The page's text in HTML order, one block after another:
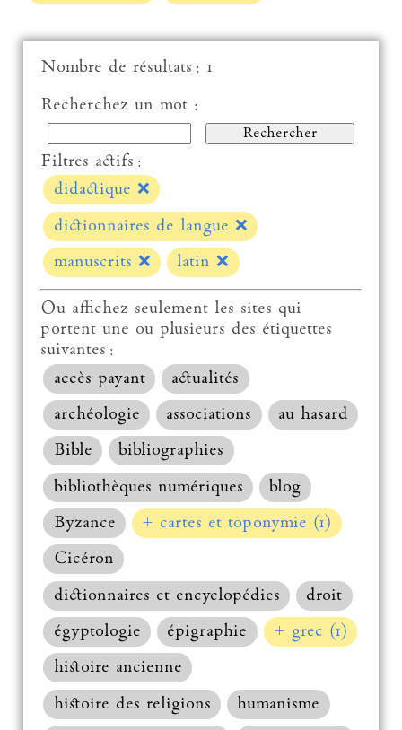
Nombre de résultats : 1
Recherchez un mot :
Filtres actifs :
didactique ❌
dictionnaires de langue ❌
manuscrits ❌ latin❌
Ou affichez seulement les sites qui
portent une ou plusieurs des étiquettes
suivantes :
accès payant
actualités
archéologie
associations
au hasard
Bible
bibliographies
bibliothèques numériques
blog
Byzance
+ cartes et toponymie (1)
Cicéron
dictionnaires et encyclopédies
droit
égyptologie
épigraphie
+ grec (1)
histoire ancienne
histoire des religions
humanisme